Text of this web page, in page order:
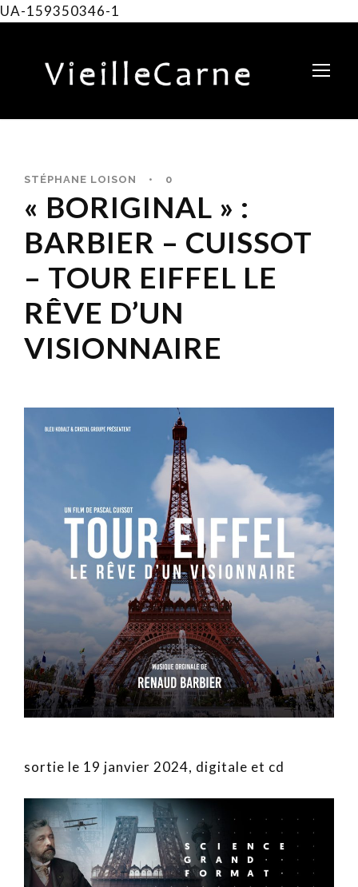
UA-159350346-1
STÉPHANE LOISON • 0
« BORIGINAL » :
BARBIER – CUISSOT
– TOUR EIFFEL LE
RÊVE D’UN
VISIONNAIRE
sortie le 19 janvier 2024, digitale et cd